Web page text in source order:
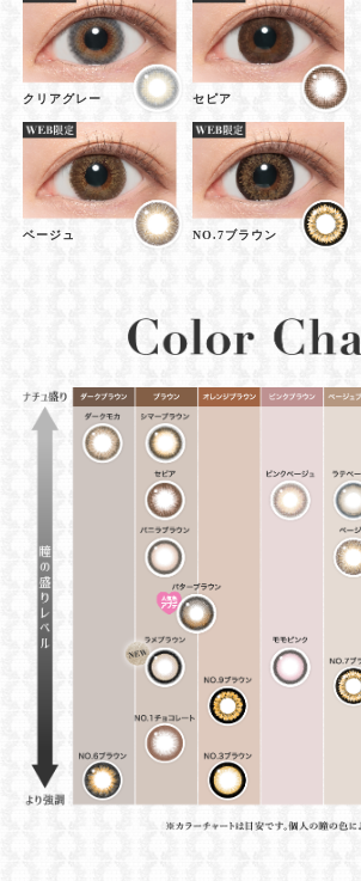
クリアグレー セピア
ベージュ NO.7ブラウン